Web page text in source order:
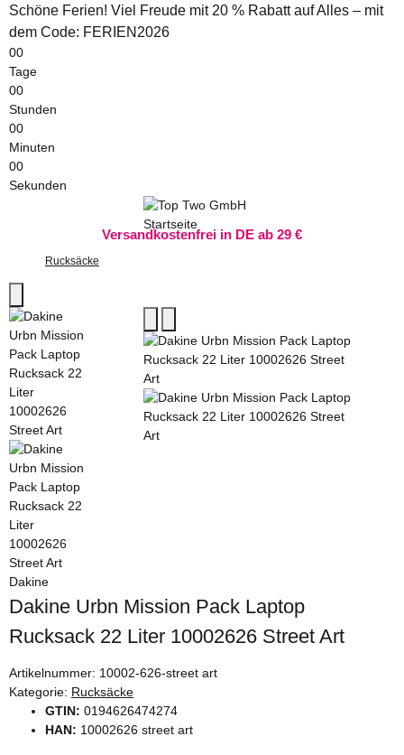
Schöne Ferien! Viel Freude mit 20 % Rabatt auf Alles – mit
dem Code: FERIEN2026
00
Tage
00
Stunden
00
Minuten
00
Sekunden
Versandkostenfrei in DE ab 29 €
Rucksäcke
Dakine
Dakine Urbn Mission Pack Laptop
Rucksack 22 Liter 10002626 Street Art
Artikelnummer: 10002-626-street art
Kategorie: Rucksäcke
GTIN: 0194626474274
HAN: 10002626 street art